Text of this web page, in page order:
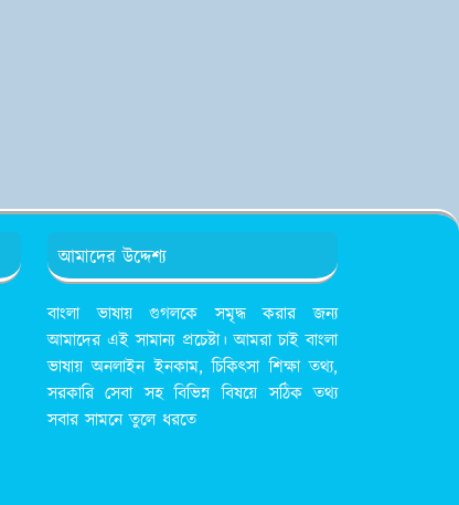
আমাদের উদ্দেশ্য
বাংলা ভাষায় গুগলকে সমৃদ্ধ করার জন্য
আমাদের এই সামান্য প্রচেষ্টা। আমরা চাই বাংলা
ভাষায় অনলাইন ইনকাম, চিকিৎসা শিক্ষা তথ্য,
সরকারি সেবা সহ বিভিন্ন বিষয়ে সঠিক তথ্য
সবার সামনে তুলে ধরতে